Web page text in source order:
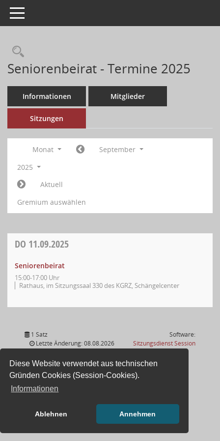
Diese Website verwendet aus technischen
Gründen Cookies (Session-Cookies).
Informationen
Ablehnen Annehmen
Toggle navigation
Seniorenbeirat - Termine 2025
Informationen Mitglieder
Sitzungen
Monat
September
2025
Aktuell
Gremium auswählen
DO 11.09.2025
Seniorenbeirat
15:00-17:00 Uhr
Rathaus, im Sitzungssaal 330 des KGRZ, Schängelcenter
1 Satz
Letzte Änderung: 08.08.2026
Software:
SitzungsdienstSession(Wird in